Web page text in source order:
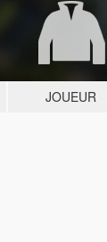
JOUEUR